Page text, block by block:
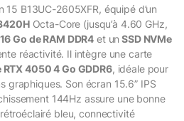
B13UC-2605XFR, équipé d’un
Octa-Core (jusqu’à 4.60 GHz,
16 Go de RAM DDR4 et un SSD NVMe
réactivité. Il intègre une carte
RTX 4050 4 Go GDDR6, idéale pour
graphiques. Son écran 15.6” IPS
144Hz assure une bonne
bleu, connectivité